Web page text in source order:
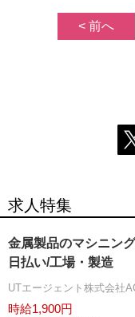
< 前へ
求人特集
金属製品のマシニン
日払い/工場・製造
UTエージェント株式会社
時給1,900円